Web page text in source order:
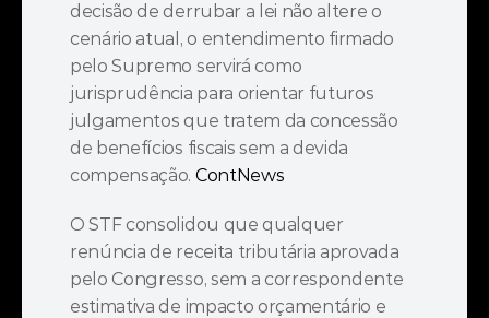
decisão de derrubar a lei não altere o
cenário atual, o entendimento firmado
pelo Supremo servirá como
jurisprudência para orientar futuros
julgamentos que tratem da concessão
de benefícios fiscais sem a devida
compensação. ContNews
O STF consolidou que qualquer
renúncia de receita tributária aprovada
pelo Congresso, sem a correspondente
estimativa de impacto orçamentário e